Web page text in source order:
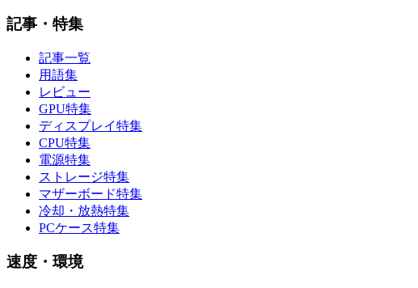
記事・特集
記事一覧
用語集
レビュー
GPU特集
ディスプレイ特集
CPU特集
電源特集
ストレージ特集
マザーボード特集
冷却・放熱特集
PCケース特集
速度・環境